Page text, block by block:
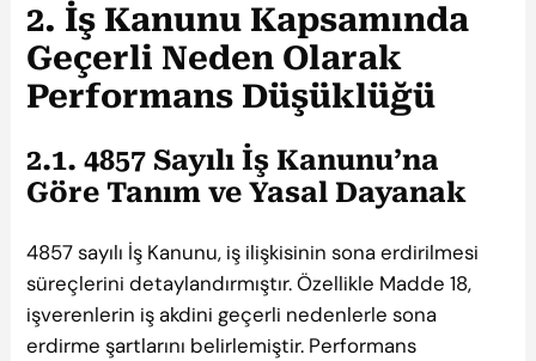
2. İş Kanunu Kapsamında
Geçerli Neden Olarak
Performans Düşüklüğü
2.1. 4857 Sayılı İş Kanunu’na
Göre Tanım ve Yasal Dayanak
4857 sayılı İş Kanunu, iş ilişkisinin sona erdirilmesi
süreçlerini detaylandırmıştır. Özellikle Madde 18,
işverenlerin iş akdini geçerli nedenlerle sona
erdirme şartlarını belirlemiştir. Performans